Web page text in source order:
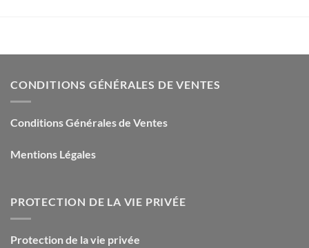
CONDITIONS GÉNÉRALES DE VENTES
Conditions Générales de Ventes
Mentions Légales
PROTECTION DE LA VIE PRIVÉE
Protection de la vie privée